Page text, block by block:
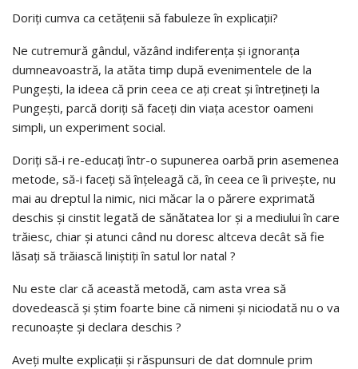
Doriţi cumva ca cetăţenii să fabuleze în explicaţii?
Ne cutremură gândul, văzând indiferenţa şi ignoranţa
dumneavoastră, la atăta timp după evenimentele de la
Pungeşti, la ideea că prin ceea ce aţi creat şi întreţineţi la
Pungeşti, parcă doriţi să faceţi din viaţa acestor oameni
simpli, un experiment social.
Doriţi să-i re-educaţi într-o supunerea oarbă prin asemenea
metode, să-i faceţi să înţeleagă că, în ceea ce îi priveşte, nu
mai au dreptul la nimic, nici măcar la o părere exprimată
deschis şi cinstit legată de sănătatea lor şi a mediului în care
trăiesc, chiar şi atunci când nu doresc altceva decât să fie
lăsaţi să trăiască liniştiţi în satul lor natal ?
Nu este clar că această metodă, cam asta vrea să
dovedească şi ştim foarte bine că nimeni şi niciodată nu o va
recunoaşte şi declara deschis ?
Aveţi multe explicaţii şi răspunsuri de dat domnule prim